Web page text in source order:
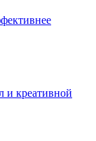
и креативной